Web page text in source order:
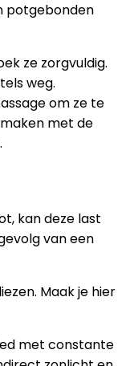
potgebonden
ze zorgvuldig.
weg.
om ze te
met de
kan deze last
van een
Maak je hier
met constante